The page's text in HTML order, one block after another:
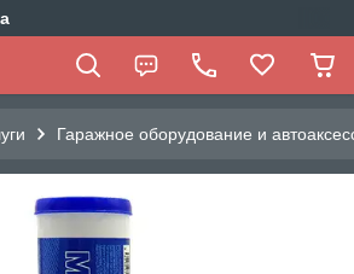
Гаражное оборудование и